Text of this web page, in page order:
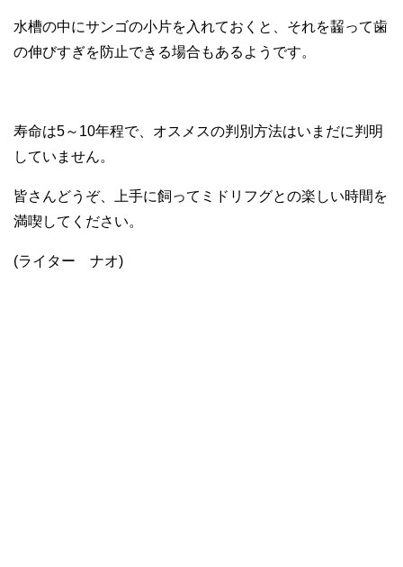
水槽の中にサンゴの小片を入れておくと、それを齧って歯
の伸びすぎを防止できる場合もあるようです。
寿命は5～10年程で、オスメスの判別方法はいまだに判明
していません。
皆さんどうぞ、上手に飼ってミドリフグとの楽しい時間を
満喫してください。
(ライター ナオ)